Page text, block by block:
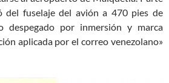
del fuselaje del avión a 470 pies de
despegado por inmersión y marca
aplicada por el correo venezolano»